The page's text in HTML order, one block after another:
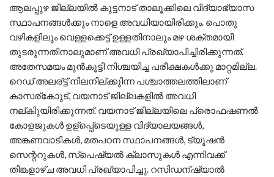
ആലപ്പുഴ ജില്ലയിൽ കുട്ടനാട് താലൂക്കിലെ വിദ്യാഭ്യാസ
സ്ഥാപനങ്ങൾക്കും നാളെ അവധിയായിരിക്കും. പൊതു
വഴികളിലും വെള്ളക്കെട്ട് ഉള്ളതിനാലും മഴ ശക്തമായി
തുടരുന്നതിനാലുമാണ് അവധി പ്രഖ്യാപിച്ചിരിക്കുന്നത്.
അതേസമയം മുൻകൂട്ടി നിശ്ചയിച്ച പരീക്ഷകൾക്കു മാറ്റമില്ല.
റെഡ് അലര്ട്ട് നിലനില്ക്കുിന്ന പശ്ചാത്തലത്തിലാണ്
കാസര്കോുട്, വയനാട് ജില്ലകളില്‍ അവധി
നല്കിുയിരിക്കുന്നത്. വയനാട് ജില്ലയിലെ പ്രൊഫഷണല്‍
കോളജുകള്‍ ഉള്പ്പെ്ടെയുള്ള വിദ്യാലയങ്ങള്‍,
അങ്കണവാടികള്‍, മതപഠന സ്ഥാപനങ്ങള്‍, ട്യൂഷന്‍
സെന്ററുകള്‍, സ്‌പെഷ്യല്‍ ക്ലാസുകള്‍ എന്നിവക്ക്
തിങ്കളാഴ്ച അവധി പ്രഖ്യാപിച്ചു. റസിഡന്ഷ്യാല്‍